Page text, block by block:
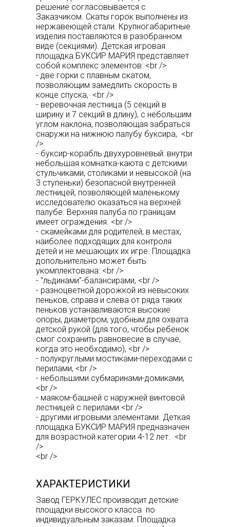
решение согласовывается с
Заказчиком. Скаты горок выполнены из
нержавеющей стали. Крупногабаритные
изделия поставляются в разобранном
виде (секциями). Детская игровая
площадка БУКСИР МАРИЯ представляет
собой комплекс элементов: <br />
- две горки с плавным скатом,
позволяющим замедлить скорость в
конце спуска, <br />
- веревочная лестница (5 секций в
ширину и 7 секций в длину), с небольшим
углом наклона, позволяющая забраться
снаружи на нижнюю палубу буксира, <br
/>
- буксир-корабль двухуровневый: внутри
небольшая комнатка-каюта с детскими
стульчиками, столиками и невысокой (на
3 ступеньки) безопасной внутренней
лестницей, позволяющей маленькому
исследователю оказаться на верхней
палубе. Верхняя палуба по границам
имеет ограждения. <br />
- скамейками для родителей, в местах,
наиболее подходящих для контроля
детей и не мешающих их игре. Площадка
допольнительно может быть
укомплектована: <br />
- "льдинами"-балансирами, <br />
- разноцветной дорожкой из невысоких
пеньков, справа и слева от ряда таких
пеньков устанавливаются высокие
опоры, диаметром, удобным для охвата
детской рукой (для того, чтобы ребенок
смог сохранить равновесие в случае,
когда это необходимо), <br />
- полукруглыми мостиками-переходами с
перилами, <br />
- небольшими субмаринами-домиками,
<br />
- маяком-башней с наружней винтовой
лестницей с перилами <br />
- другими игровыми элементами. Деткая
площадка БУКСИР МАРИЯ предназначен
для возрастной категории 4-12 лет. <br
/>
<br />
ХАРАКТЕРИСТИКИ
Завод ГЕРКУЛЕС производит детские
площадки высокого класса по
индивидуальным заказам. Площадка